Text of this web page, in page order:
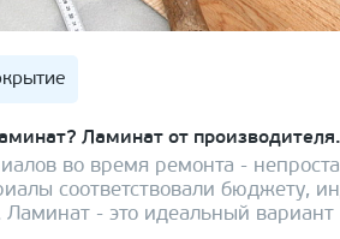
Ламинат от производителя.
во время ремонта -
соответствовали бюджету,
Ламинат - это идеальный